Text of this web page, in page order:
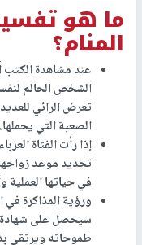
ما هو
المنام؟
عند مشاهدة الكتب
الشخص الحالم
تعرض الرائي
الصعبة التي يحملها.
إذا رأت الفتاة
تحديد موعد
في حياتها
ورؤية المذاكرة
سيحصل على شهادة
طموحاته ويرتقي